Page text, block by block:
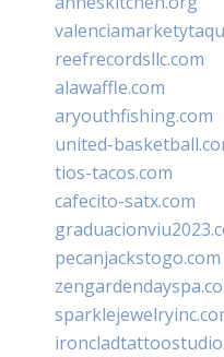
reefrecordsllc.com
alawaffle.com
aryouthfishing.com
united-
tios-tacos.com
cafecito-satx.com
pecanjackstogo.com